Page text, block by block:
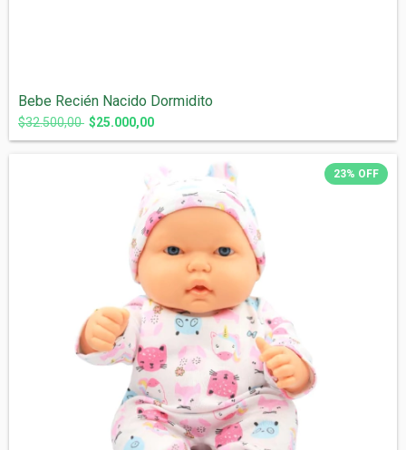
Bebe Recién Nacido Dormidito
$32.500,00 $25.000,00
23% OFF